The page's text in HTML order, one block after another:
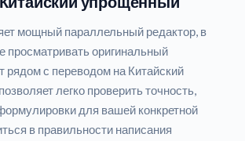
мощный параллельный редактор, в
просматривать оригинальный
рядом с переводом на Китайский
легко проверить точность,
для вашей конкретной
в правильности написания